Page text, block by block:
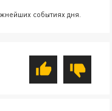
событиях дня.